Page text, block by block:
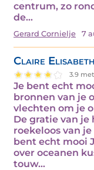
centrum, zo
de…
Gerard Cornielje 7
Claire Elisabeth
3.9
Je bent echt
bronnen van je
vlechten om je
De gratie van
roekeloos van
bent echt mooi
over oceanen
touw…